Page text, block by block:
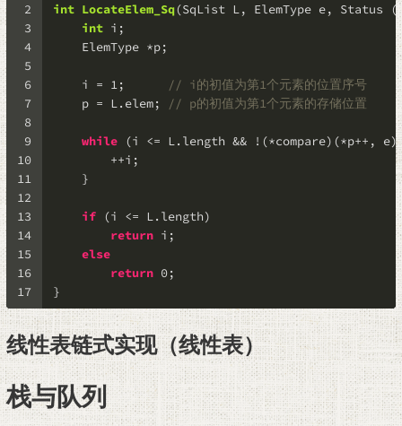
2
3
4
5
6
7
8
9
10
11
12
13
14
15
16
17
int LocateElem_Sq(SqList L, ElemType e, Status
int i;
    ElemType *p;
    i =
1;
// i的初值为第1个元素的位置序号
    p = L.elem;
// p的初值为第1个元素的存储位置
while (i <= L.length && !(*compare)(*p++,
        ++i;
    }
if (i <= L.length)
return i;
else
return 0;
}
线性表链式实现（线性表）
栈与队列